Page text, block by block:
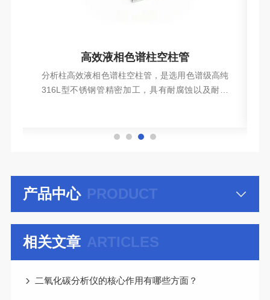
高效液相色谱柱空柱管
分析柱高效液相色谱柱空柱管，是选用色谱级高纯
316L型不锈钢管精密加工，具有耐腐蚀以及耐高
PRODUCT
产品中心
ARTICLES
相关文章
二氧化碳分析仪的核心作用有哪些方面？